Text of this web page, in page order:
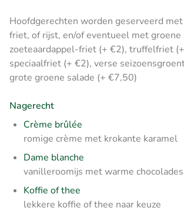
Hoofdgerechten worden geserveerd
friet, of rijst, en/of eventueel met groene
zoeteaardappel-friet (+ €2), truffelfriet
speciaalfriet (+ €2), verse
grote groene salade (+ €7,50)
Nagerecht
Crème brûlée
romige crème met krokante karamel
Dame blanche
vanilleroomijs met warme
Koffie of thee
lekkere koffie of thee naar keuze